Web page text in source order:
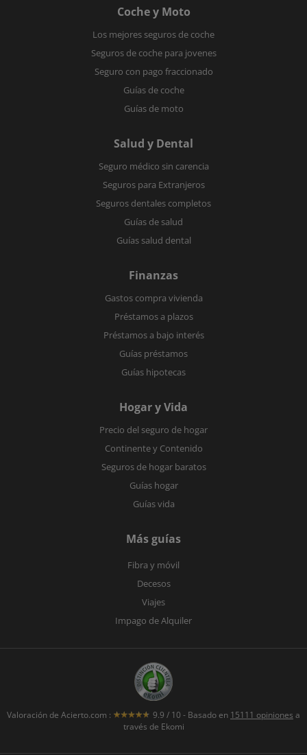
Coche y Moto
Los mejores seguros de coche
Seguros de coche para jovenes
Seguro con pago fraccionado
Guías de coche
Guías de moto
Salud y Dental
Seguro médico sin carencia
Seguros para Extranjeros
Seguros dentales completos
Guías de salud
Guías salud dental
Finanzas
Gastos compra vivienda
Préstamos a plazos
Préstamos a bajo interés
Guías préstamos
Guías hipotecas
Hogar y Vida
Precio del seguro de hogar
Continente y Contenido
Seguros de hogar baratos
Guías hogar
Guías vida
Más guías
Fibra y móvil
Decesos
Viajes
Impago de Alquiler
Valoración de Acierto.com : 9.9 / 10 - Basado en 15111 opiniones a
través de Ekomi